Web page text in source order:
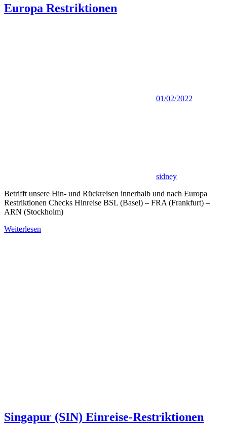
Europa Restriktionen
01/02/2022
sidney
Betrifft unsere Hin- und Rückreisen innerhalb und nach Europa
Restriktionen Checks Hinreise BSL (Basel) – FRA (Frankfurt) –
ARN (Stockholm)
Weiterlesen
Singapur (SIN) Einreise-Restriktionen